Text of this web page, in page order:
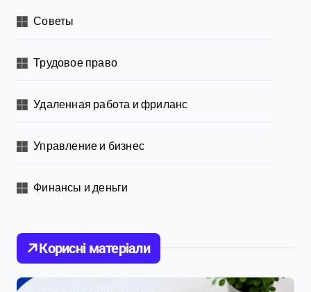
Советы
Трудовое право
Удаленная работа и фриланс
Управление и бизнес
Финансы и деньги
Корисні матеріали